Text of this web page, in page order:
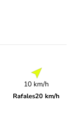
10 km/h
Rafales20 km/h